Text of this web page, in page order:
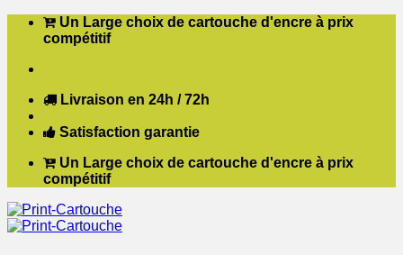
Passer Un Large choix de cartouche d'encre à prix
compétitif
Livraison en 24h / 72h
Satisfaction garantie
Un Large choix de cartouche d'encre à prix
compétitif